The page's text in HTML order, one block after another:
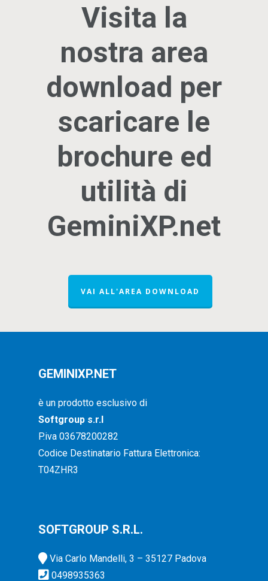
Visita la
nostra area
download per
scaricare le
brochure ed
utilità di
GeminiXP.net
VAI ALL'AREA DOWNLOAD
GEMINIXP.NET
è un prodotto esclusivo di
Softgroup s.r.l
P.iva 03678200282
Codice Destinatario Fattura Elettronica:
T04ZHR3
SOFTGROUP S.R.L.
Via Carlo Mandelli, 3 – 35127 Padova
0498935363